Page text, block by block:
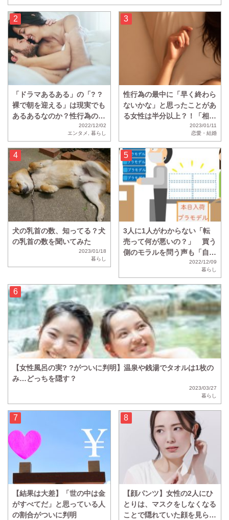
「ドラマあるある」の「? ?
裸で朝を迎える」は現実でも
あるあるなのか？性行為のあ
と「? ?裸で寝る」と回答し
た人の割合は・・・？
2022/12/02
エンタメ
暮らし
性行為の最中に「早く終わら
ないかな」と思ったことがあ
る女性は半分以上？！「相性
が悪すぎてひたすら虚無の時
2023/01/11
恋愛・結婚
犬の乳首の数、知ってる？犬
の乳首の数を聞いてみた
2023/01/18
暮らし
3人に1人がわからない「転
売って何が悪いの？」 買う
側のモラルを問う声も「自力
で買わず金に物言わせる方が
2022/12/09
暮らし
【女性風呂の実? ?がついに判明】温泉や銭湯でタオルは1枚の
み…どっちを隠す？
2023/03/27
暮らし
【結果は大差】「世の中は金
がすべてだ」と思っている人
の割合がついに判明
【顔パンツ】女性の2人にひ
とりは、マスクをしなくなる
ことで隠れていた顔を見られ